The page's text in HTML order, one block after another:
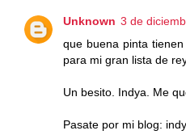
Unknown 3 de
que buena pinta
para mi gran lista de
Un besito. Indya. Me
Pasate por mi blog: